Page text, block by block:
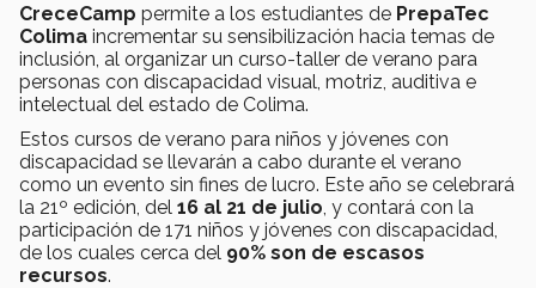
CreceCamp permite a los estudiantes de PrepaTec
Colima incrementar su sensibilización hacia temas de
inclusión, al organizar un curso-taller de verano para
personas con discapacidad visual, motriz, auditiva e
intelectual del estado de Colima.
Estos cursos de verano para niños y jóvenes con
discapacidad se llevarán a cabo durante el verano
como un evento sin fines de lucro. Este año se celebrará
la 21º edición, del 16 al 21 de julio , y contará con la
participación de 171 niños y jóvenes con discapacidad,
de los cuales cerca del 90% son de escasos
recursos.